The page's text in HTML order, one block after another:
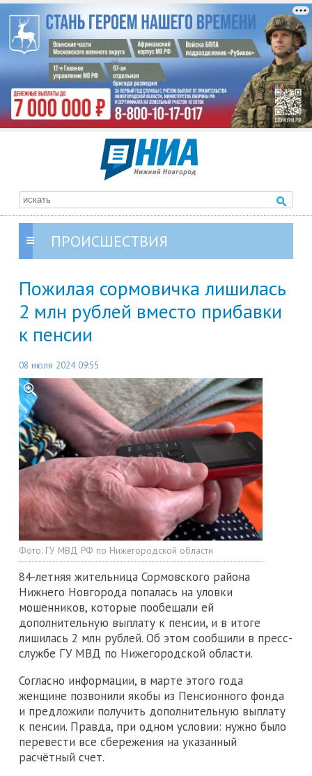
ПРОИСШЕСТВИЯ
Пожилая сормовичка лишилась
2 млн рублей вместо прибавки
к пенсии
08 июля 2024 09:55
Фото: ГУ МВД РФ по Нижегородской области
84-летняя жительница Сормовского района
Нижнего Новгорода попалась на уловки
мошенников, которые пообещали ей
дополнительную выплату к пенсии, и в итоге
лишилась 2 млн рублей. Об этом сообщили в пресс-
службе ГУ МВД по Нижегородской области.
Согласно информации, в марте этого года
женщине позвонили якобы из Пенсионного фонда
и предложили получить дополнительную выплату
к пенсии. Правда, при одном условии: нужно было
перевести все сбережения на указанный
расчётный счет.